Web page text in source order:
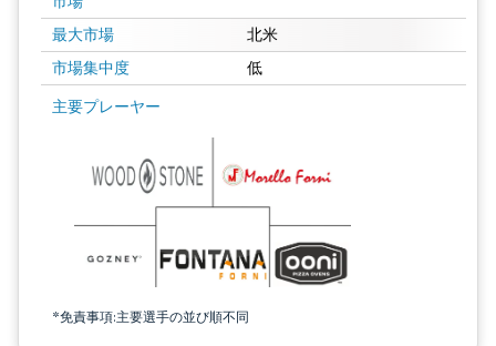
最大市場 北米
市場集中度 低
主要プレーヤー
*免責事項:主要選手の並び順不同
画像 © Mordor Intelligence。再利用にはCC BY 4.0の表示が必要です。